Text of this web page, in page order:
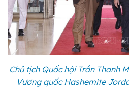
Chủ tịch Quốc hội Trần Thanh
Vương quốc Hashemite